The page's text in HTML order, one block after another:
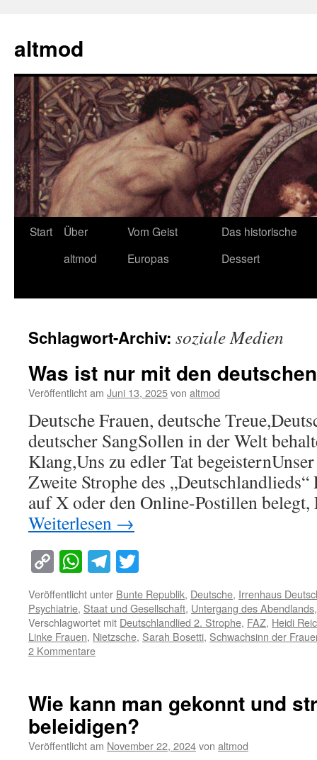
springen
altmod
Start
Über
altmod
Vom Geist
Europas
Das historische
Dessert
Schlagwort-Archiv: soziale Medien
Was ist nur mit den
Veröffentlicht am Juni 13, 2025von altmod
Deutsche Frauen, deutsche
deutscher SangSollen in der Welt
Klang,Uns zu edler Tat
Zweite Strophe des
auf X oder den Online-Postillen
Weiterlesen →
Copy
Link
WhatsApp
Telegram
Veröffentlicht unter Bunte Republik, Deutsche, Irrenhaus
Psychiatrie, Staat und Gesellschaft, Untergang des Abendlands
Verschlagwortet mit Deutschlandlied 2. Strophe, FAZ, Heidi
Linke Frauen, Nietzsche, Sarah Bosetti, Schwachsinn der
2 Kommentare
Wie kann man gekonnt und
beleidigen?
Veröffentlicht am November 22, 2024von altmod